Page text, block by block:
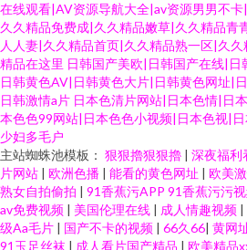
在线观看|AV资源导航大全|av资源男男不
久久精品免费成|久久精品嫩草|久久精品青
人人妻|久久精品首页|久久精品熟一区|久
精品在这里 日韩国产美欧|日韩国产在线|
日韩黄色AV|日韩黄色大片|日韩黄色网址|
日韩激情a片 日本色清片网站|日本色情|日
本色色99网站|日本色色小视频|日本色视|
少妇多毛户
主站蜘蛛池模板： 狠狠擼狠狠擼 | 深夜福利
片网站 | 欧洲色播 | 能看的黄色网址 | 欧美
熟女自拍偷拍 | 91香蕉污APP 91香蕉污污
av免费视频 | 美国伦理在线 | 成人情趣视频 |
级Aa毛片 | 国产不卡的视频 | 66久66| 黄网
91玉足丝袜 | 成人看片国产精品 | 欧美精品